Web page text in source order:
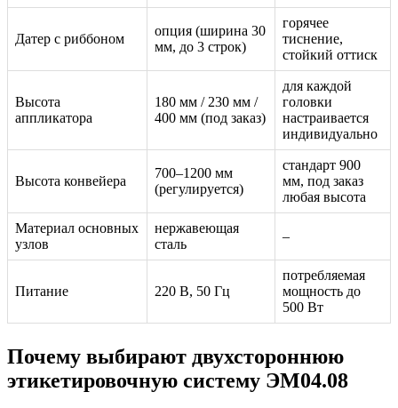
Датер с риббоном
опция (ширина 30
мм, до 3 строк)
горячее
тиснение,
стойкий оттиск
Высота
аппликатора
180 мм / 230 мм /
400 мм (под заказ)
для каждой
головки
настраивается
индивидуально
Высота конвейера
700–1200 мм
(регулируется)
стандарт 900
мм, под заказ
любая высота
Материал основных
узлов
нержавеющая
сталь
–
Питание 220 В, 50 Гц
потребляемая
мощность до
500 Вт
Почему выбирают двухстороннюю
этикетировочную систему ЭМ04.08